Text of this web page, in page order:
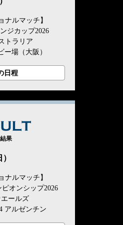
ナルマッチ】
ジカップ2026
トラリア
ー場（大阪）
日程
果
ナルマッチ】
オンシップ2026
エールズ
アルゼンチン